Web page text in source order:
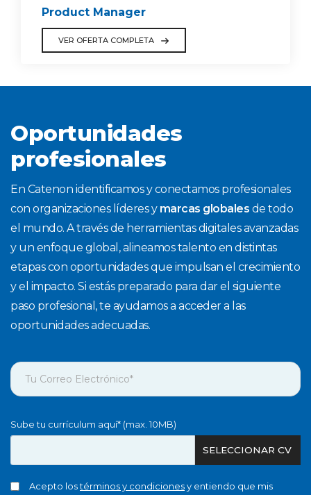
Product Manager
VER OFERTA COMPLETA
Oportunidades
profesionales
En Catenon identificamos y conectamos profesionales
con organizaciones líderes y marcas globales de todo
el mundo. A través de herramientas digitales avanzadas
y un enfoque global, alineamos talento en distintas
etapas con oportunidades que impulsan el crecimiento
y el impacto. Si estás preparado para dar el siguiente
paso profesional, te ayudamos a acceder a las
oportunidades adecuadas.
Sube tu currículum aquí* (max. 10MB)
SELECCIONAR CV
Acepto lostérminos y condicionesy entiendo que mis